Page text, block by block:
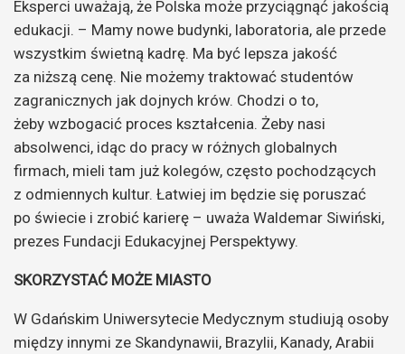
Eksperci uważają, że Polska może przyciągnąć jakością
edukacji. – Mamy nowe budynki, laboratoria, ale przede
wszystkim świetną kadrę. Ma być lepsza jakość
za niższą cenę. Nie możemy traktować studentów
zagranicznych jak dojnych krów. Chodzi o to,
żeby wzbogacić proces kształcenia. Żeby nasi
absolwenci, idąc do pracy w różnych globalnych
firmach, mieli tam już kolegów, często pochodzących
z odmiennych kultur. Łatwiej im będzie się poruszać
po świecie i zrobić karierę – uważa Waldemar Siwiński,
prezes Fundacji Edukacyjnej Perspektywy.
SKORZYSTAĆ MOŻE MIASTO
W Gdańskim Uniwersytecie Medycznym studiują osoby
między innymi ze Skandynawii, Brazylii, Kanady, Arabii